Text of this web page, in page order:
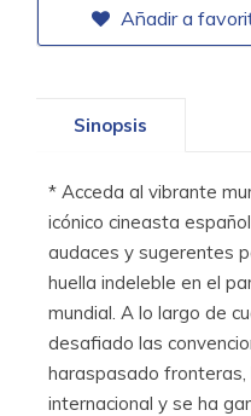
Añadir a
Sinopsis
* Acceda al vibrante
icónico cineasta
audaces y sugerentes
huella indeleble en el
mundial. A lo largo de
desafiado las
haraspasado fronteras,
internacional y se ha